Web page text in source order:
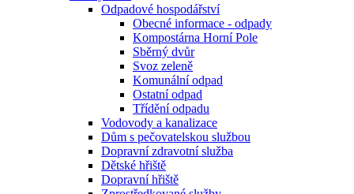
Odpadové hospodářství
Obecné informace - odpady
Kompostárna Horní Pole
Sběrný dvůr
Svoz zeleně
Komunální odpad
Ostatní odpad
Třídění odpadu
Vodovody a kanalizace
Dům s pečovatelskou službou
Dopravní zdravotní služba
Dětské hřiště
Dopravní hřiště